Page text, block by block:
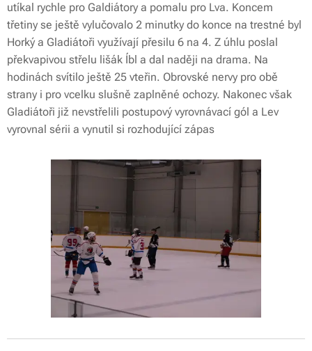
utíkal rychle pro Galdiátory a pomalu pro Lva. Koncem
třetiny se ještě vylučovalo 2 minutky do konce na trestné byl
Horký a Gladiátoři využívají přesilu 6 na 4. Z úhlu poslal
překvapivou střelu lišák Íbl a dal naději na drama. Na
hodinách svítilo ještě 25 vteřin. Obrovské nervy pro obě
strany i pro vcelku slušně zaplněné ochozy. Nakonec však
Gladiátoři již nevstřelili postupový vyrovnávací gól a Lev
vyrovnal sérii a vynutil si rozhodující zápas